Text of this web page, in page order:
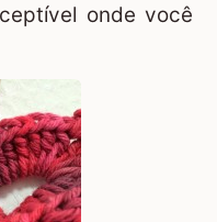
onde você